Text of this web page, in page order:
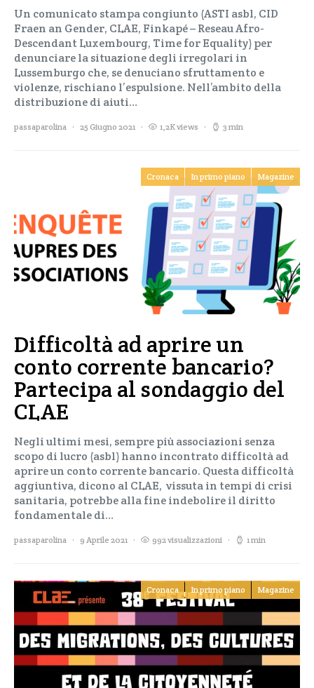
Un comunicato stampa congiunto (ASTI asbl, CID
Fraen an Gender, CLAE, Finkapé – Reseau Afro-
Descendant Luxembourg, Time for Equality) per
denunciare la situazione degli irregolari in
Lussemburgo che, se denuciano sfruttamento e
violenze, rischiano l’espulsione. Nell’ambito della
distribuzione di aiuti…
passaparolina 25 Giugno 2021 1,2K views 3 min
Cronaca In primo piano Magazine
Difficoltà ad aprire un
conto corrente bancario?
Partecipa al sondaggio del
CLAE
Negli ultimi mesi, sempre più associazioni senza
scopo di lucro (asbl) hanno incontrato difficoltà ad
aprire un conto corrente bancario. Questa difficoltà
aggiuntiva, dicono al CLAE, vissuta in tempi di crisi
sanitaria, potrebbe alla fine indebolire il diritto
fondamentale di…
passaparolina 9 Aprile 2021 992 visualizzazioni 1 min
Cronaca In primo piano Magazine